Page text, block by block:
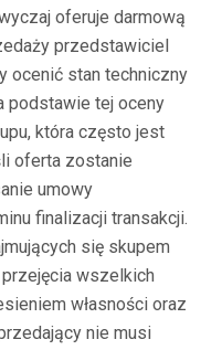
oferuje darmową
przedstawiciel
ocenić stan techniczny
podstawie tej oceny
która często jest
oferta zostanie
umowy
finalizacji transakcji.
się skupem
wszelkich
własności oraz
nie musi